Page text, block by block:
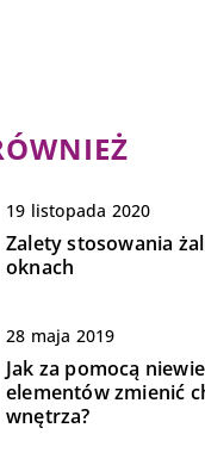
19 listopada 2020
Zalety stosowania
oknach
28 maja 2019
Jak za pomocą
elementów zmienić
wnętrza?